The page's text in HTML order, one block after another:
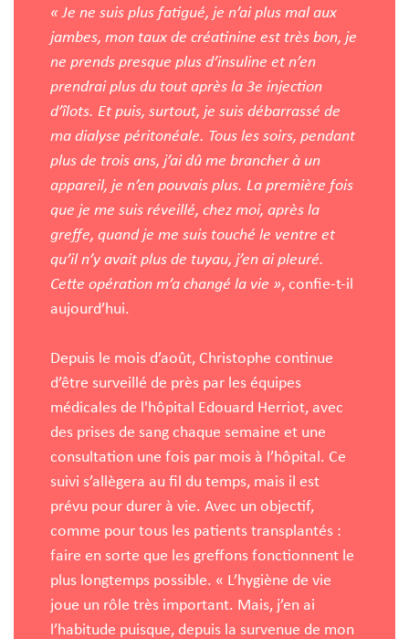
« Je ne suis plus fatigué, je n’ai plus mal aux
jambes, mon taux de créatinine est très bon, je
ne prends presque plus d’insuline et n’en
prendrai plus du tout après la 3e injection
d’îlots. Et puis, surtout, je suis débarrassé de
ma dialyse péritonéale. Tous les soirs, pendant
plus de trois ans, j’ai dû me brancher à un
appareil, je n’en pouvais plus. La première fois
que je me suis réveillé, chez moi, après la
greffe, quand je me suis touché le ventre et
qu’il n’y avait plus de tuyau, j’en ai pleuré.
Cette opération m’a changé la vie », confie-t-il
aujourd’hui.
Depuis le mois d’août, Christophe continue
d’être surveillé de près par les équipes
médicales de l'hôpital Edouard Herriot, avec
des prises de sang chaque semaine et une
consultation une fois par mois à l’hôpital. Ce
suivi s’allègera au fil du temps, mais il est
prévu pour durer à vie. Avec un objectif,
comme pour tous les patients transplantés :
faire en sorte que les greffons fonctionnent le
plus longtemps possible. « L’hygiène de vie
joue un rôle très important. Mais, j’en ai
l’habitude puisque, depuis la survenue de mon